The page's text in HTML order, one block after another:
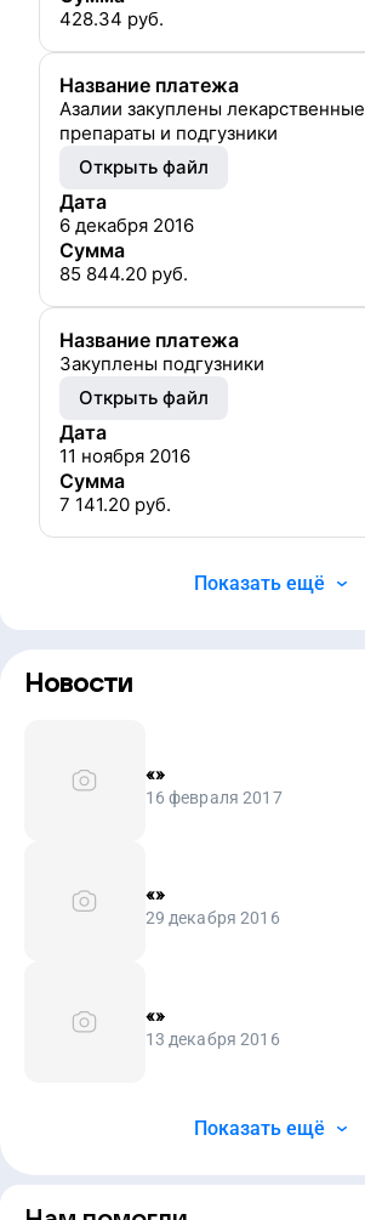
428.34 руб.
Название платежа
Азалии закуплены лекарственные
препараты и подгузники
Открыть файл
Дата
6 декабря 2016
Сумма
85 844.20 руб.
Название платежа
Закуплены подгузники
Открыть файл
Дата
11 ноября 2016
Сумма
7 141.20 руб.
Показать ещё
Новости
«»
16 февраля 2017
«»
29 декабря 2016
«»
13 декабря 2016
Показать ещё